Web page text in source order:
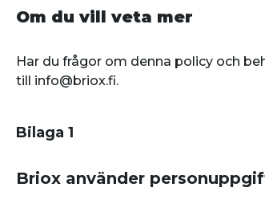
Om du vill veta mer
Har du frågor om denna policy och
till info@briox.fi.
Bilaga 1
Briox använder